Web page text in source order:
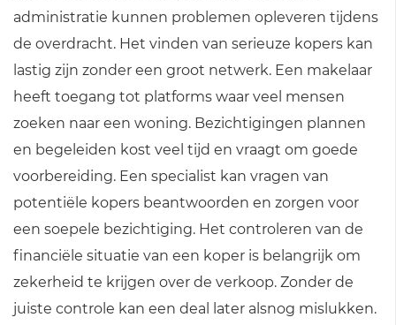
administratie kunnen problemen opleveren tijdens
de overdracht. Het vinden van serieuze kopers kan
lastig zijn zonder een groot netwerk. Een makelaar
heeft toegang tot platforms waar veel mensen
zoeken naar een woning. Bezichtigingen plannen
en begeleiden kost veel tijd en vraagt om goede
voorbereiding. Een specialist kan vragen van
potentiële kopers beantwoorden en zorgen voor
een soepele bezichtiging. Het controleren van de
financiële situatie van een koper is belangrijk om
zekerheid te krijgen over de verkoop. Zonder de
juiste controle kan een deal later alsnog mislukken.